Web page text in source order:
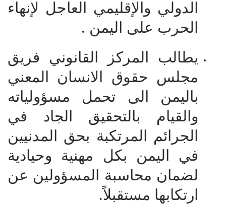
الدولي والإقليمي العاجل لإنهاء
الحرب على اليمن .
يطالب المركز القانوني فريق
مجلس حقوق الانسان المعني
باليمن الى تحمل مسؤولياته
والقيام بالتحقيق الجاد في
الجرائم المرتكبة بحق المدنيين
في اليمن بكل مهنية وحيادية
لضمان محاسبة المسؤولين عن
ارتكابها مستقبلاً.